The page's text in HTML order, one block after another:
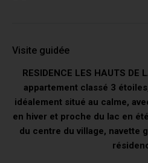
Visite guidée
RESIDENCE LES HAUTS DE
appartement classé 3
idéalement situé au calme,
en hiver et proche du lac en
du centre du village, navette